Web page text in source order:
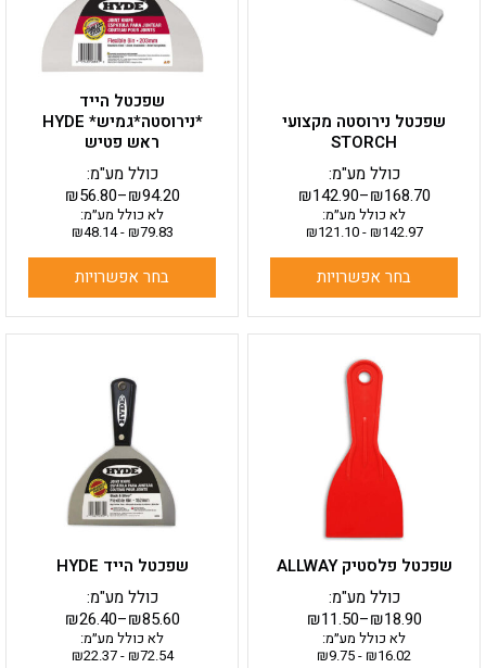
שפכטל נירוסטה מקצועי
STORCH
₪142.90–₪168.70
כולל מע"מ:
לא כולל מע״מ:
₪142.97
-
₪121.10
בחר אפשרויות
שפכטל הייד
*נירוסטה*גמיש* HYDE
ראש פטיש
₪56.80–₪94.20
כולל מע"מ:
לא כולל מע״מ:
₪79.83
-
₪48.14
בחר אפשרויות
לבחור
את
האפשרויות
המוצר
שפכטל פלסטיק ALLWAY
₪11.50–₪18.90
כולל מע"מ:
לא כולל מע״מ:
₪16.02
-
₪9.75
זה
יש
מספר
סוגים.
ניתן
לבחור
האפשרויות
המוצר
שפכטל הייד HYDE
₪26.40–₪85.60
כולל מע"מ:
לא כולל מע״מ:
₪72.54
-
₪22.37
יש
מספר
סוגים.
ניתן
לבחור
את
האפשרויות
המוצר